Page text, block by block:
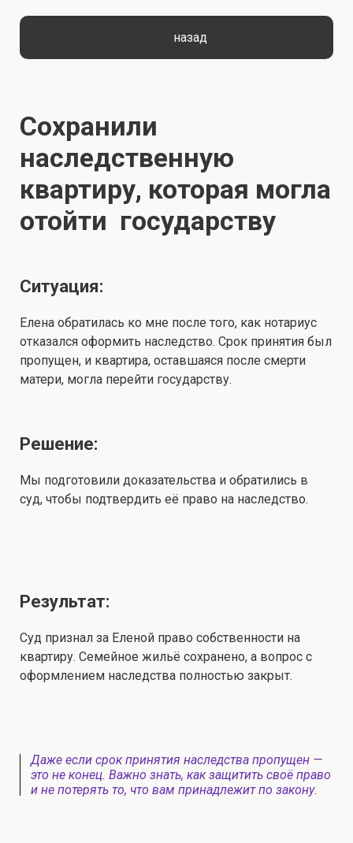
назад
Сохранили
наследственную
квартиру, которая могла
отойти государству
Ситуация:
Елена обратилась ко мне после того, как нотариус
отказался оформить наследство. Срок принятия был
пропущен, и квартира, оставшаяся после смерти
матери, могла перейти государству.
Решение:
Мы подготовили доказательства и обратились в
суд, чтобы подтвердить её право на наследство.
Результат:
Суд признал за Еленой право собственности на
квартиру. Семейное жильё сохранено, а вопрос с
оформлением наследства полностью закрыт.
Даже если срок принятия наследства пропущен —
это не конец. Важно знать, как защитить своё право
и не потерять то, что вам принадлежит по закону.